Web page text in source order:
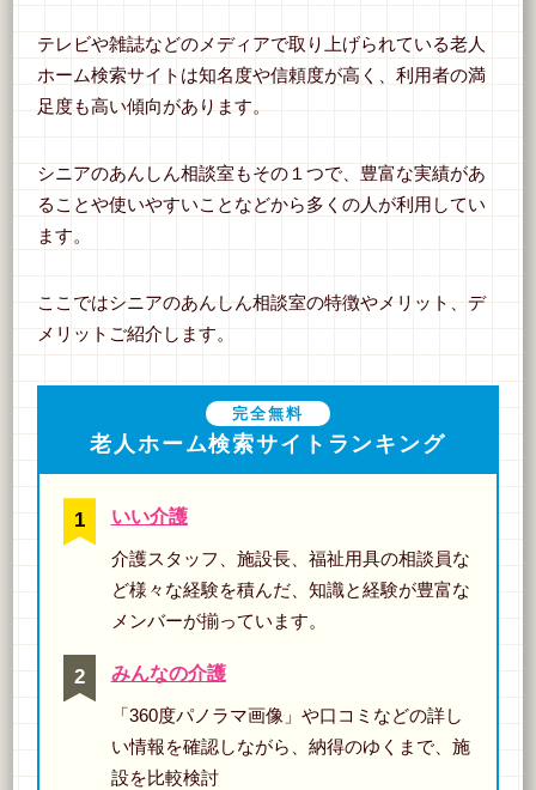
テレビや雑誌などのメディアで取り上げられている老人
ホーム検索サイトは知名度や信頼度が高く、利用者の満
足度も高い傾向があります。
シニアのあんしん相談室もその１つで、豊富な実績があ
ることや使いやすいことなどから多くの人が利用してい
ます。
ここではシニアのあんしん相談室の特徴やメリット、デ
メリットご紹介します。
完全無料
老人ホーム検索サイトランキング
いい介護
介護スタッフ、施設長、福祉用具の相談員な
ど様々な経験を積んだ、知識と経験が豊富な
メンバーが揃っています。
みんなの介護
「360度パノラマ画像」や口コミなどの詳し
い情報を確認しながら、納得のゆくまで、施
設を比較検討